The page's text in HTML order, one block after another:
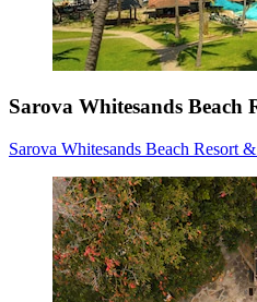
Sarova Whitesands Beach
Sarova Whitesands Beach Resort